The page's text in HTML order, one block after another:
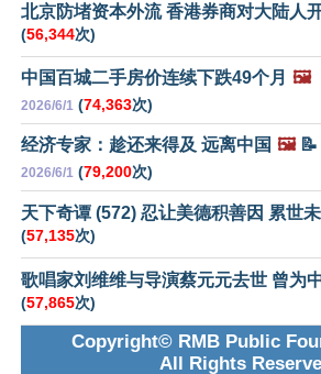
北京防堵资本外流 香港券商对大陆人
(56,344次)
中国百城二手房价连续下跌49个月 🖼️
2026/6/1 (74,363次)
经济专家：趁还来得及 远离中国 🖼️📝
2026/6/1 (79,200次)
天下奇谭 (572) 忍让美德积善因 累世
(57,135次)
歌唱家刘维维与导演蔡元元去世 曾为
(57,865次)
Copyright© RMB Public
All Rights